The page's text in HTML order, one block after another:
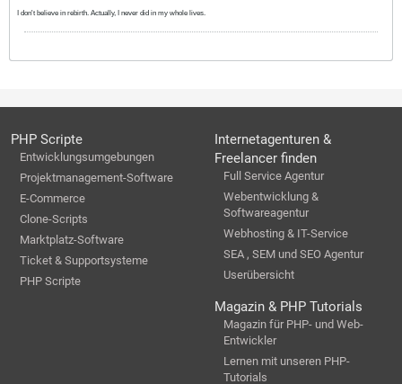
I don't believe in rebirth. Actually, I never did in my whole lives.
PHP Scripte
Entwicklungsumgebungen
Projektmanagement-Software
E-Commerce
Clone-Scripts
Marktplatz-Software
Ticket & Supportsysteme
PHP Scripte
Internetagenturen &
Freelancer finden
Full Service Agentur
Webentwicklung &
Softwareagentur
Webhosting & IT-Service
SEA , SEM und SEO Agentur
Userübersicht
Magazin & PHP Tutorials
Magazin für PHP- und Web-
Entwickler
Lernen mit unseren PHP-
Tutorials